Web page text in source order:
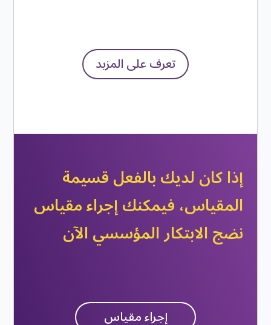
تعرف على المزيد
إجراء مقياس
إذا كان لديك بالفعل قسيمة
المقياس، فيمكنك إجراء مقياس
نضج الابتكار المؤسسي الآن